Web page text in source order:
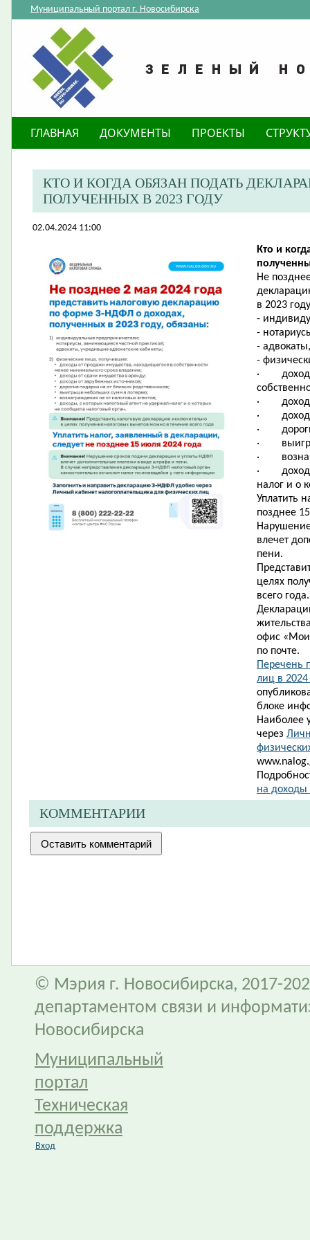
Муниципальный портал г. Новосибирска
ГЛАВНАЯ ДОКУМЕНТЫ ПРОЕКТЫ
​КТО И КОГДА ОБЯЗАН ПОДАТЬ
ПОЛУЧЕННЫХ В 2023 ГОДУ
02.04.2024 11:00
Кто и
Не
в 2023
-
-
-
-
·
·
·
·
·
·
·
налог и о
Уплатить
позднее
влечет
пени.
целях
всего года.
офис
по почте.
Перечень
лиц в 2024
блоке
Наиболее
через
на
КОММЕНТАРИИ
© Мэрия г. Новосибирска, 2017-
департаментом связи и
Новосибирска
Муниципальный
портал
Техническая
поддержка
Вход